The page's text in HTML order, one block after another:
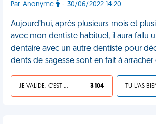
Par Anonyme - 30/06/2022 14:20
Aujourd’hui, après plusieurs mois et
avec mon dentiste habituel, il aura fallu
dentaire avec un autre dentiste pour
dents de sagesse sont en fait à arracher
JE VALIDE, C'EST UNE VDM 3 104